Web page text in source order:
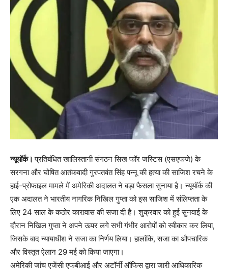
न्यूयॉर्क।प्रतिबंधित खालिस्तानी संगठन सिख फॉर जस्टिस (एसएफजे) के
सरगना और घोषित आतंकवादी गुरपतवंत सिंह पन्नू की हत्या की साजिश रचने के
हाई-प्रोफाइल मामले में अमेरिकी अदालत ने बड़ा फैसला सुनाया है। न्यूयॉर्क की
एक अदालत ने भारतीय नागरिक निखिल गुप्ता को इस साजिश में संलिप्तता के
लिए 24 साल के कठोर कारावास की सजा दी है। शुक्रवार को हुई सुनवाई के
दौरान निखिल गुप्ता ने अपने ऊपर लगे सभी गंभीर आरोपों को स्वीकार कर लिया,
जिसके बाद न्यायाधीश ने सजा का निर्णय लिया। हालांकि, सजा का औपचारिक
और विस्तृत ऐलान 29 मई को किया जाएगा।
अमेरिकी जांच एजेंसी एफबीआई और अटॉर्नी ऑफिस द्वारा जारी आधिकारिक